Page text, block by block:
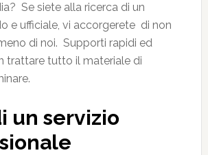
Se siete alla ricerca di un
e ufficiale, vi accorgerete di non
di noi. Supporti rapidi ed
trattare tutto il materiale di
un servizio